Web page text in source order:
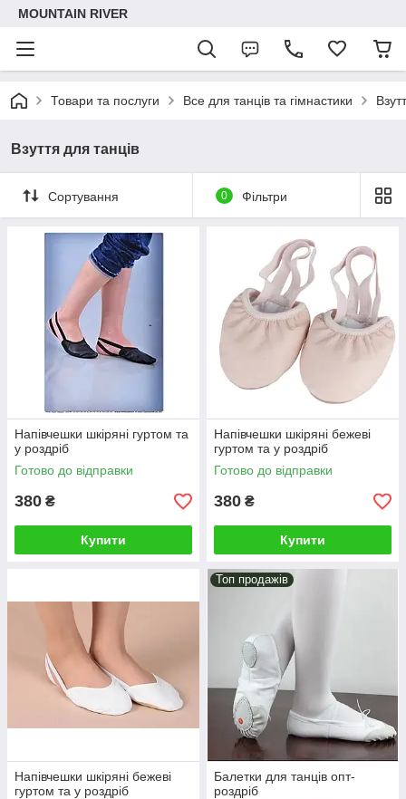
MOUNTAIN RIVER
Товари та послуги Все для танців та гімнастики
Взуття для танців
Сортування 0 Фільтри
Напівчешки шкіряні гуртом та
у роздріб
Готово до відправки
380 ₴
Купити
Напівчешки шкіряні бежеві
гуртом та у роздріб
Готово до відправки
380 ₴
Купити
Напівчешки шкіряні бежеві
гуртом та у роздріб
Топ продажів
Балетки для танців опт-
роздріб